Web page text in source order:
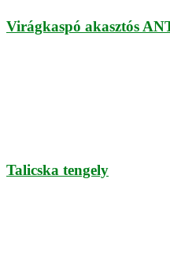
Virágkaspó akasztós
Talicska tengely